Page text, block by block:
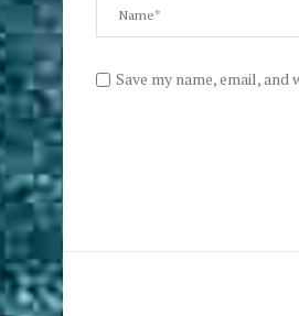
Save my name, email,